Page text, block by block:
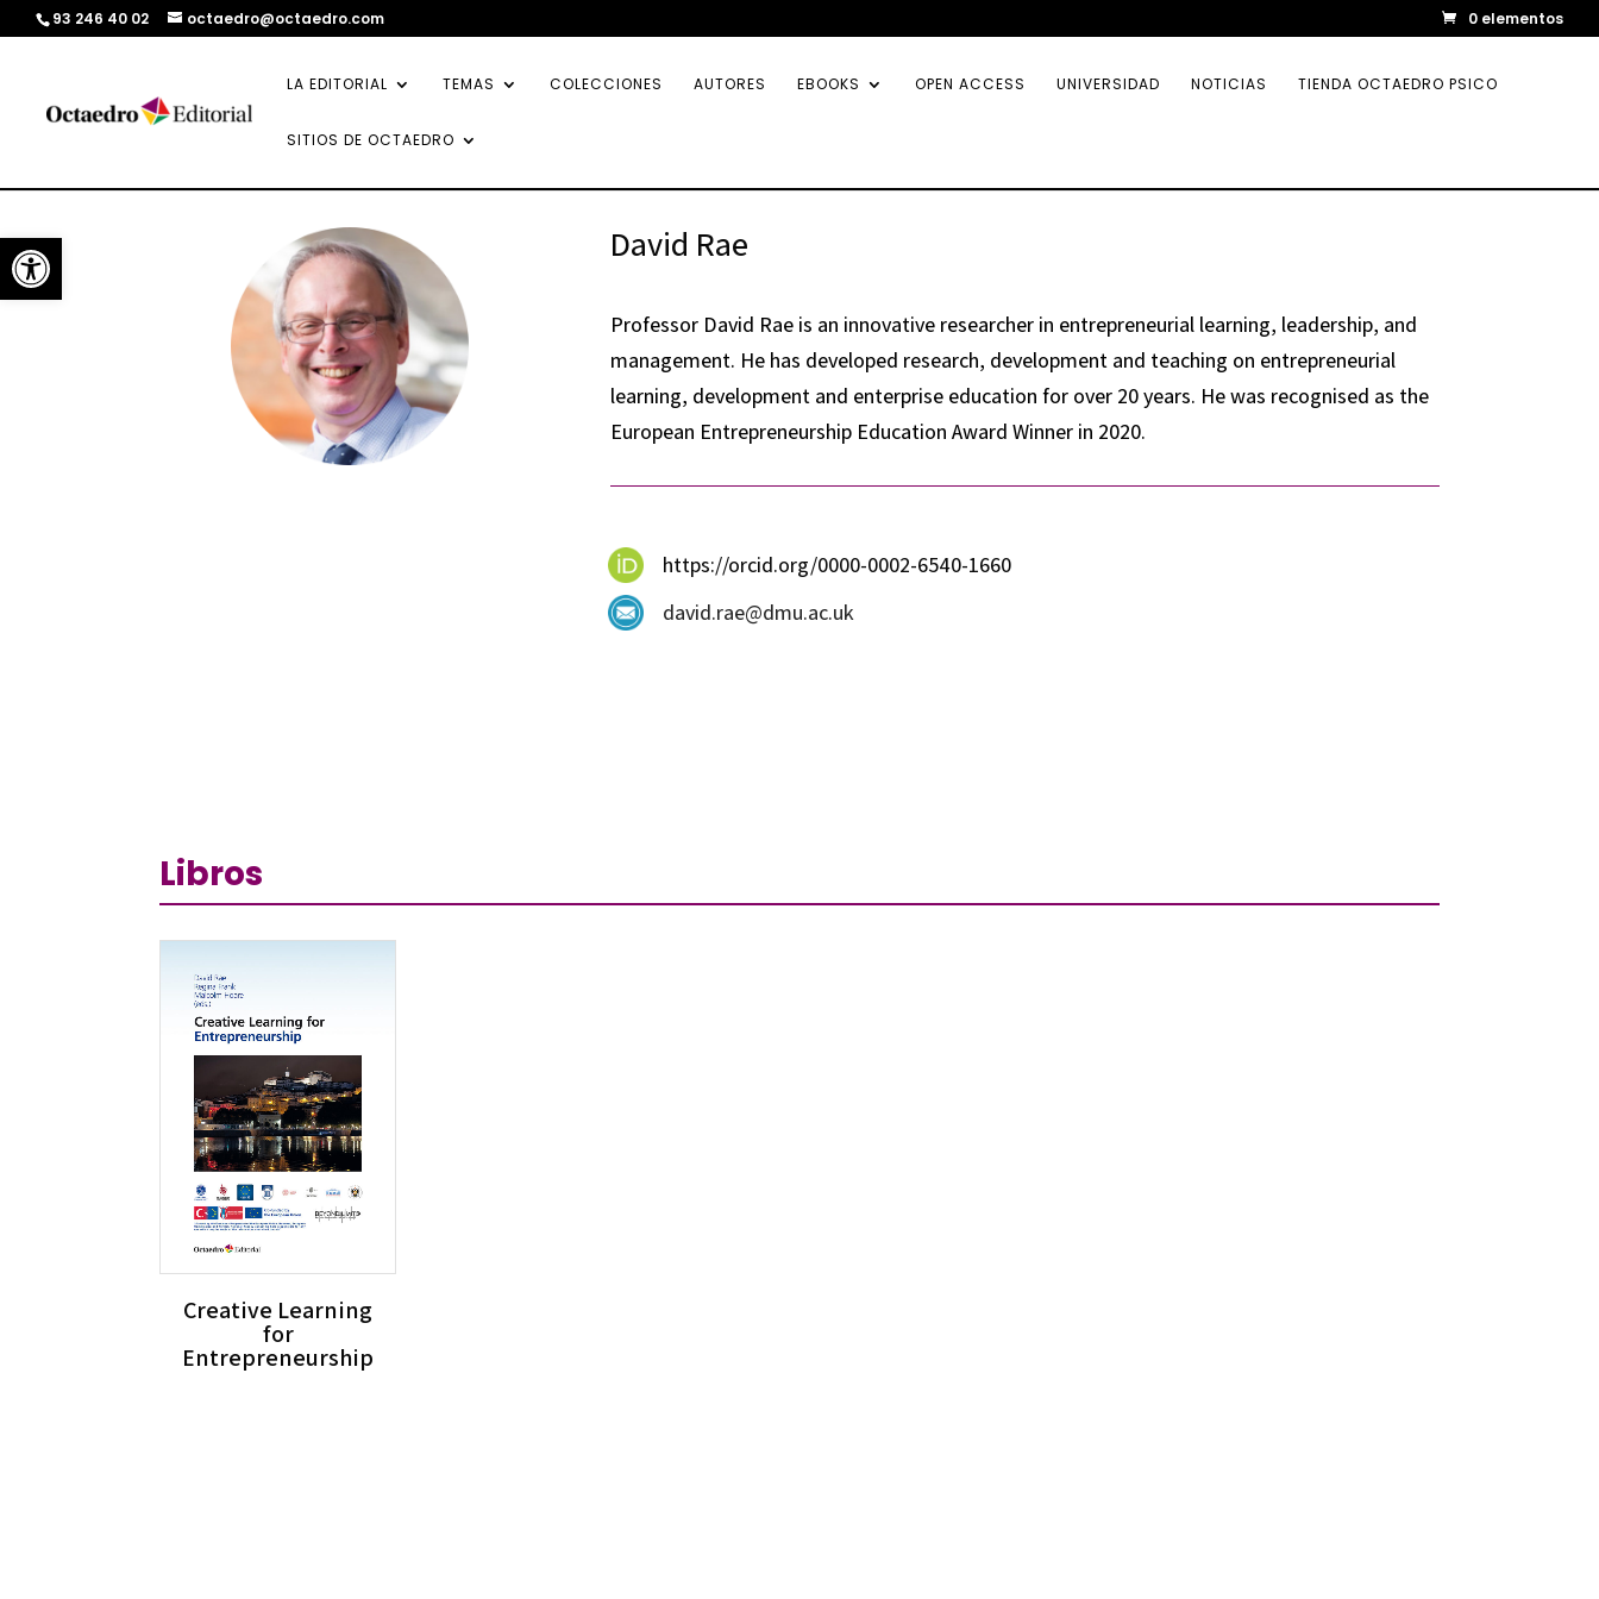
Abrir barra de herramientas
93 246 40 02 octaedro@octaedro.com 0 elementos
LA EDITORIAL TEMAS COLECCIONES AUTORES EBOOKS OPEN ACCESS UNIVERSIDAD NOTICIAS TIENDA OCTAEDRO PSICO
SITIOS DE OCTAEDRO
David Rae
Professor David Rae is an innovative researcher in entrepreneurial learning, leadership, and
management. He has developed research, development and teaching on entrepreneurial
learning, development and enterprise education for over 20 years. He was recognised as the
European Entrepreneurship Education Award Winner in 2020.
https://orcid.org/0000-0002-6540-1660
david.rae@dmu.ac.uk
Libros
Creative Learning
for
Entrepreneurship